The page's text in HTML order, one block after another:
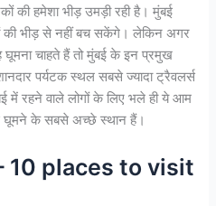
की हमेशा भीड़ उमड़ी रही है। मुंबई
की भीड़ से नहीं बच सकेंगे। लेकिन अगर
चाहते हैं तो मुंबई के इन प्रमुख
पर्यटक स्थल सबसे ज्यादा ट्रैवलर्स
में रहने वाले लोगों के लिए भले ही ये आम
घूमने के सबसे अच्छे स्थान हैं।
– 10 places to visit